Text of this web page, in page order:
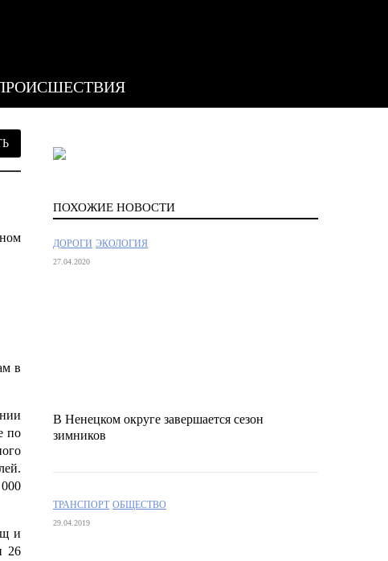
в
по
и
26
ПОХОЖИЕ НОВОСТИ
ДОРОГИ ЭКОЛОГИЯ
27.04.2020
В Ненецком округе завершается сезон
зимников
ТРАНСПОРТ ОБЩЕСТВО
29.04.2019